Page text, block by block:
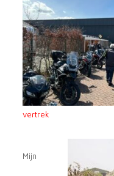
vertrek
Mijn